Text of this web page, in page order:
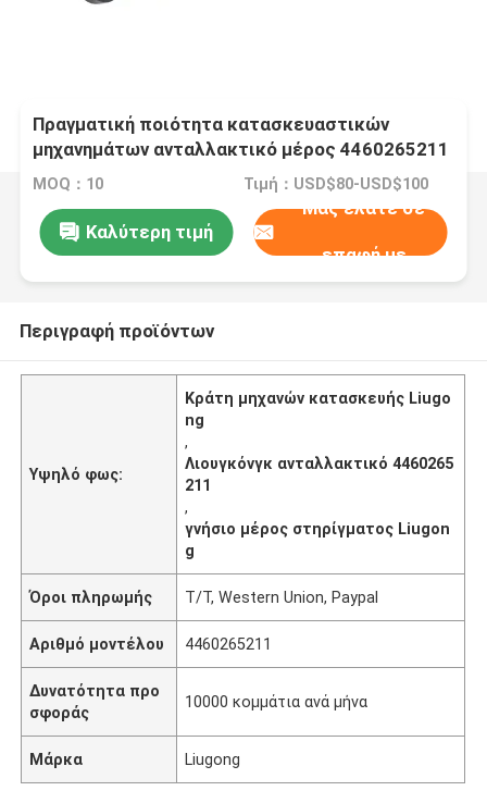
Πραγματική ποιότητα κατασκευαστικών
μηχανημάτων ανταλλακτικό μέρος 4460265211
MOQ：10 Τιμή：USD$80-USD$100
Καλύτερη τιμή
Μας ελάτε σε
επαφή με
Περιγραφή προϊόντων
Υψηλό φως:
Κράτη μηχανών κατασκευής Liugo
ng
,
Λιουγκόνγκ ανταλλακτικό 4460265
211
,
γνήσιο μέρος στηρίγματος Liugon
g
Όροι πληρωμής T/T, Western Union, Paypal
Αριθμό μοντέλου 4460265211
Δυνατότητα προ
σφοράς
10000 κομμάτια ανά μήνα
Μάρκα Liugong